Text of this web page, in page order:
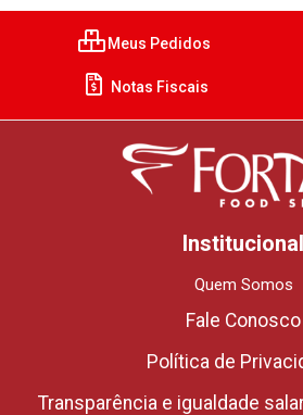
Meus Pedidos
Notas Fiscais
Institucional
Quem Somos
Fale Conosco
Política de
Transparência e igualdade